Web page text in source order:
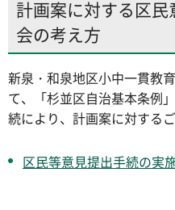
計画案に対する区
会の考え方
新泉・和泉地区小中一貫教
て、「杉並区自治基本条例
続により、計画案に対する
区民等意見提出手続の実